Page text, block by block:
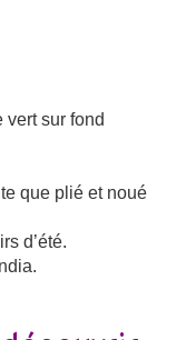
vert sur fond
que plié et noué
d’été.